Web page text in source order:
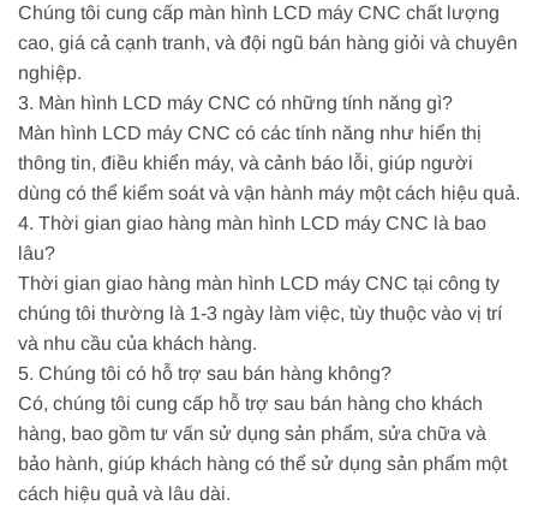
Chúng tôi cung cấp màn hình LCD máy CNC chất lượng
cao, giá cả cạnh tranh, và đội ngũ bán hàng giỏi và chuyên
nghiệp.
3. Màn hình LCD máy CNC có những tính năng gì?
Màn hình LCD máy CNC có các tính năng như hiển thị
thông tin, điều khiển máy, và cảnh báo lỗi, giúp người
dùng có thể kiểm soát và vận hành máy một cách hiệu quả.
4. Thời gian giao hàng màn hình LCD máy CNC là bao
lâu?
Thời gian giao hàng màn hình LCD máy CNC tại công ty
chúng tôi thường là 1-3 ngày làm việc, tùy thuộc vào vị trí
và nhu cầu của khách hàng.
5. Chúng tôi có hỗ trợ sau bán hàng không?
Có, chúng tôi cung cấp hỗ trợ sau bán hàng cho khách
hàng, bao gồm tư vấn sử dụng sản phẩm, sửa chữa và
bảo hành, giúp khách hàng có thể sử dụng sản phẩm một
cách hiệu quả và lâu dài.